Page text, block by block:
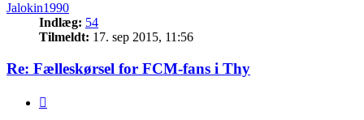
Jalokin1990
Indlæg: 54
Tilmeldt: 17. sep 2015, 11:56
Re: Fælleskørsel for FCM-fans i Thy